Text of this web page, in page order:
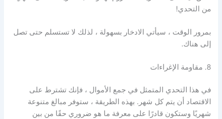
من التحدي!
بمرور الوقت ، سيأتي الادخار بسهولة ، لذلك لا تستسلم حتى تصل
إلى هناك.
8. مقاومة الإغراءات
في هذا التحدي المتمثل في جمع الأموال ، فإنك تشترط على
الاقتصاد أن يتم كل شهر. بهذه الطريقة ، ستوفر مبالغ متنوعة
شهريًا وستكون قادرًا على معرفة ما هو ضروري حقًا من بين